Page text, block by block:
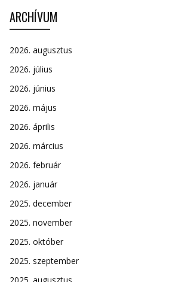
ARCHÍVUM
2026. augusztus
2026. július
2026. június
2026. május
2026. április
2026. március
2026. február
2026. január
2025. december
2025. november
2025. október
2025. szeptember